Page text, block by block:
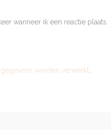
wanneer ik een reactie plaats.
worden verwerkt